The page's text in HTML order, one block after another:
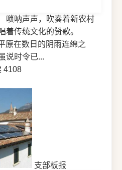
声声，吹奏着新农村
唱着传统文化的赞歌。
原在数日的阴雨连绵之
说时令已...
4108
支部板报